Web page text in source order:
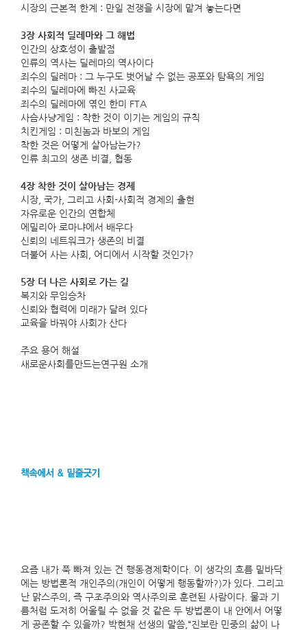
시장의 근본적 한계 : 만일 전쟁을 시장에 맡겨 놓는다면
3장 사회적 딜레마와 그 해법
인간의 상호성이 출발점
인류의 역사는 딜레마의 역사이다
죄수의 딜레마 : 그 누구도 벗어날 수 없는 공포와 탐욕의 게임
죄수의 딜레마에 빠진 사교육
죄수의 딜레마에 엮인 한미 FTA
사슴사냥게임 : 착한 것이 이기는 게임의 규칙
치킨게임 : 미친놈과 바보의 게임
착한 것은 어떻게 살아남는가?
인류 최고의 생존 비결, 협동
4장 착한 것이 살아남는 경제
시장, 국가, 그리고 사회-사회적 경제의 출현
자유로운 인간의 연합체
에밀리아 로마냐에서 배우다
신뢰의 네트워크가 생존의 비결
더불어 사는 사회, 어디에서 시작할 것인가?
5장 더 나은 사회로 가는 길
복지와 무임승차
신뢰와 협력에 미래가 달려 있다
교육을 바꿔야 사회가 산다
주요 용어 해설
새로운사회를만드는연구원 소개
요즘 내가 푹 빠져 있는 건 행동경제학이다. 이 생각의 흐름 밑바닥
에는 방법론적 개인주의(개인이 어떻게 행동할까?)가 있다. 그리고
난 맑스주의, 즉 구조주의와 역사주의로 훈련된 사람이다. 물과 기
름처럼 도저히 어울릴 수 없을 것 같은 두 방법론이 내 안에서 어떻
게 공존할 수 있을까? 박현채 선생의 말씀,“진보란 민중의 삶이 나